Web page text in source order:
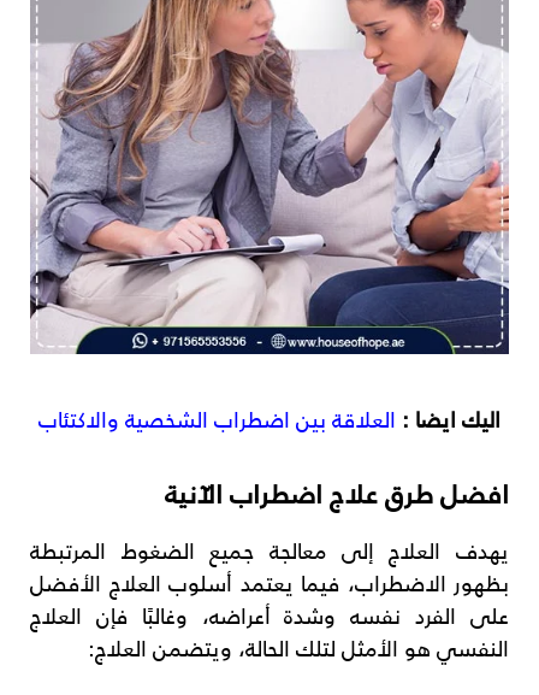
اليك ايضا : العلاقة بين اضطراب الشخصية والاكتئاب
افضل طرق علاج اضطراب الآنية
يهدف العلاج إلى معالجة جميع الضغوط المرتبطة
بظهور الاضطراب، فيما يعتمد أسلوب العلاج الأفضل
على الفرد نفسه وشدة أعراضه، وغالبًا فإن العلاج
النفسي هو الأمثل لتلك الحالة، ويتضمن العلاج: